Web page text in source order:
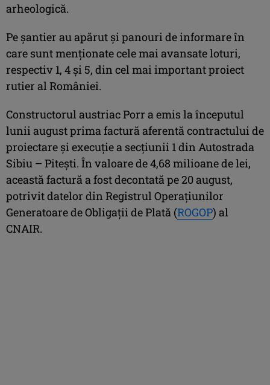
arheologică.
Pe şantier au apărut şi panouri de informare în
care sunt menţionate cele mai avansate loturi,
respectiv 1, 4 şi 5, din cel mai important proiect
rutier al României.
Constructorul austriac Porr a emis la începutul
lunii august prima factură aferentă contractului de
proiectare şi execuţie a secţiunii 1 din Autostrada
Sibiu – Piteşti. În valoare de 4,68 milioane de lei,
această factură a fost decontată pe 20 august,
potrivit datelor din Registrul Operaţiunilor
Generatoare de Obligaţii de Plată (ROGOP) al
CNAIR.